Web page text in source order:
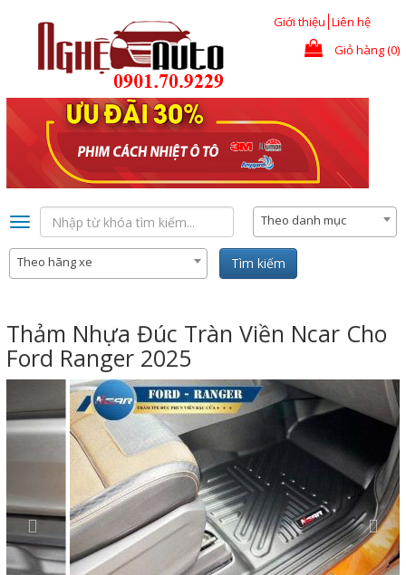
Giới thiệu Liên hệ
Giỏ hàng (0)
Toggle
navigation
Theo danh mục
Theo hãng xe Tìm kiếm
Thảm Nhựa Đúc Tràn Viền Ncar Cho
Ford Ranger 2025
Previous